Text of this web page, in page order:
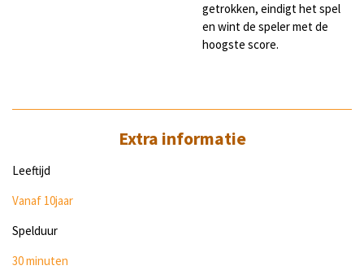
getrokken, eindigt het spel
en wint de speler met de
hoogste score.
Extra informatie
Leeftijd
Vanaf 10jaar
Spelduur
30 minuten